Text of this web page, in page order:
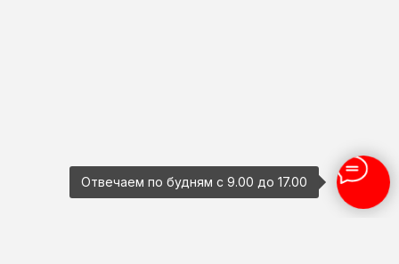
Отвечаем по будням с 9.00 до 17.00